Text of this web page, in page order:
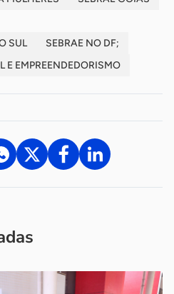
SUL
SEBRAE NO DF;
EMPREENDEDORISMO